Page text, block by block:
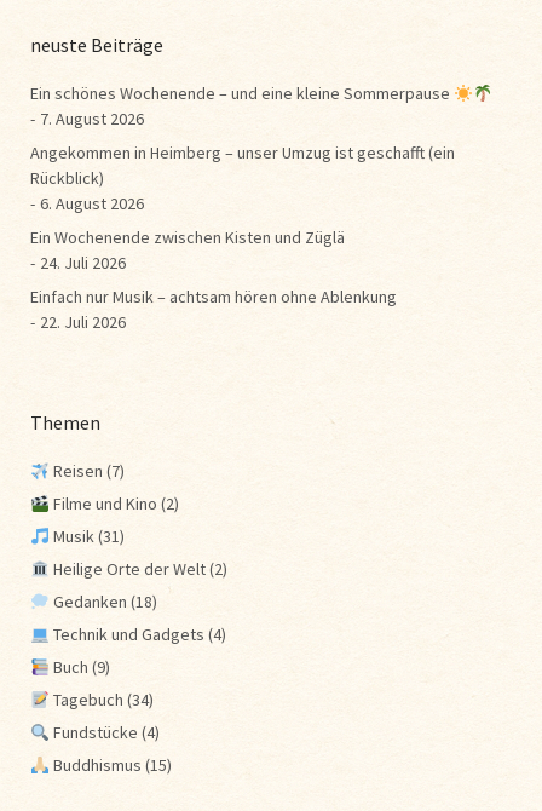
neuste Beiträge
Ein schönes Wochenende – und eine kleine Sommerpause
7. August 2026
Angekommen in Heimberg – unser Umzug ist geschafft (ein
Rückblick)
6. August 2026
Ein Wochenende zwischen Kisten und Züglä
24. Juli 2026
Einfach nur Musik – achtsam hören ohne Ablenkung
22. Juli 2026
Themen
Reisen (7)
Filme und Kino (2)
Musik(31)
Heilige Orte der Welt(2)
Gedanken (18)
Technik und Gadgets (4)
Buch (9)
Tagebuch (34)
Fundstücke (4)
Buddhismus (15)